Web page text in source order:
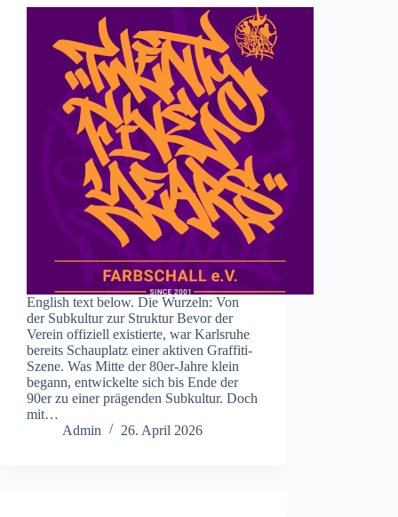
English text below. Die Wurzeln: Von
der Subkultur zur Struktur Bevor der
Verein offiziell existierte, war Karlsruhe
bereits Schauplatz einer aktiven Graffiti-
Szene. Was Mitte der 80er-Jahre klein
begann, entwickelte sich bis Ende der
90er zu einer prägenden Subkultur. Doch
mit…
Admin
26. April 2026